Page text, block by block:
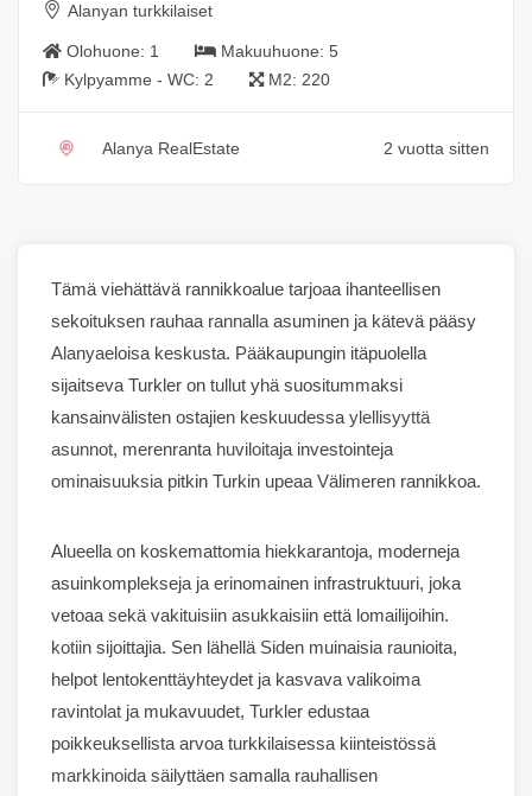
Alanyan turkkilaiset
Olohuone: 1 Makuuhuone: 5
Kylpyamme - WC: 2 M2: 220
Alanya RealEstate 2 vuotta sitten
Tämä viehättävä rannikkoalue tarjoaa ihanteellisen
sekoituksen rauhaa rannalla asuminen ja kätevä pääsy
Alanyaeloisa keskusta. Pääkaupungin itäpuolella
sijaitseva Turkler on tullut yhä suositummaksi
kansainvälisten ostajien keskuudessa ylellisyyttä
asunnot, merenranta huviloitaja investointeja
ominaisuuksia pitkin Turkin upeaa Välimeren rannikkoa.
Alueella on koskemattomia hiekkarantoja, moderneja
asuinkomplekseja ja erinomainen infrastruktuuri, joka
vetoaa sekä vakituisiin asukkaisiin että lomailijoihin.
kotiin sijoittajia. Sen lähellä Siden muinaisia ​​raunioita,
helpot lentokenttäyhteydet ja kasvava valikoima
ravintolat ja mukavuudet, Turkler edustaa
poikkeuksellista arvoa turkkilaisessa kiinteistössä
markkinoida säilyttäen samalla rauhallisen